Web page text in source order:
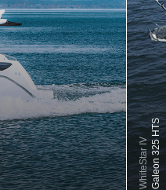
WhiteStar IVGaleon 325 HTS